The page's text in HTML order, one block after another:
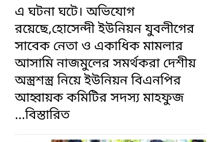
এ ঘটনা ঘটে। অভিযোগ
রয়েছে,হোসেন্দী ইউনিয়ন যুবলীগের
সাবেক নেতা ও একাধিক মামলার
আসামি নাজমুলের সমর্থকরা দেশীয়
অস্ত্রশস্ত্র নিয়ে ইউনিয়ন বিএনপির
আহ্বায়ক কমিটির সদস্য মাহফুজ
...বিস্তারিত